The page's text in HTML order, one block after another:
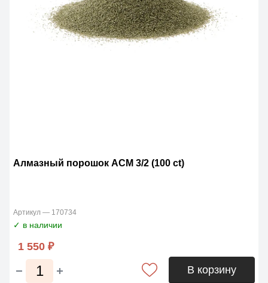
Алмазный порошок АСМ 3/2 (100 ct)
Артикул — 170734
✓ в наличии
1 550 ₽
В корзину